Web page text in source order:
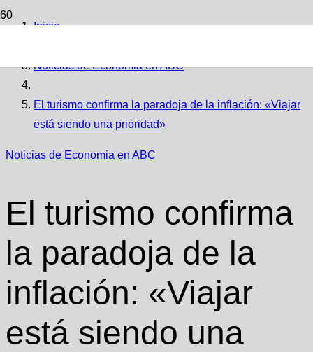
Inicio
Noticias de Economia en ABC
El turismo confirma la paradoja de la inflación: «Viajar
está siendo una prioridad»
Noticias de Economia en ABC
El turismo confirma
la paradoja de la
inflación: «Viajar
está siendo una